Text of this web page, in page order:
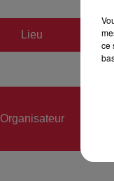
Lieu
Organisateur
ce